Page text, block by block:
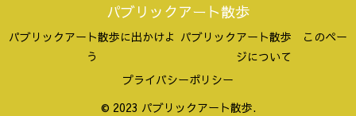
パブリックアート散歩
パブリックアート散歩に出かけよ
う
パブリックアート散歩 このペー
ジについて
プライバシーポリシー
© 2023 パブリックアート散歩.